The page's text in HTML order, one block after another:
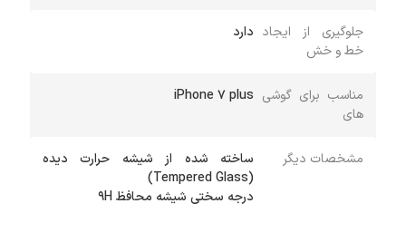
جلوگیری از ایجاد
خط و خش
دارد
مناسب برای گوشی
های
iPhone 7 plus
مشخصات دیگر
ساخته شده از شیشه حرارت دیده
‏‏(‏‏Tempered Glass‏‏)‏
درجه سختی شیشه محافظ 9H